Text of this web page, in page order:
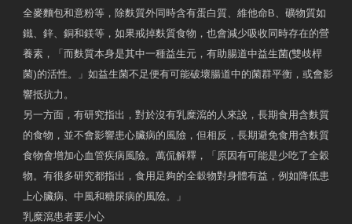
全麥麵包和意粉等，除麩質外同時含有蛋白質、維他命B、礦物質如
鐵、鋅、銅和鎂等，如果戒掉麩質食物，也會減少吸收同時存在的營
養素，「而麩質本身是其中一種益生元，有助腸道中益生菌(雙歧桿
菌)的活性。」如益生菌不足便有可能破壞腸道中的菌群平衡，或會影
響抵抗力。
另一方面，有研究指出，對於沒有乳糜瀉的人來說，長期食用含麩質
的食物，並不會影響患心臟病的風險，但相反，長期避免食用含麩質
食物會增加心血管疾病風險。萬侃解釋，「原因有可能是少吃了全穀
物。有很多研究都指出，食用足夠的全穀物對身體有益，例如降低患
上心臟病、中風和糖尿病的風險。」
乳糜瀉患者要小心